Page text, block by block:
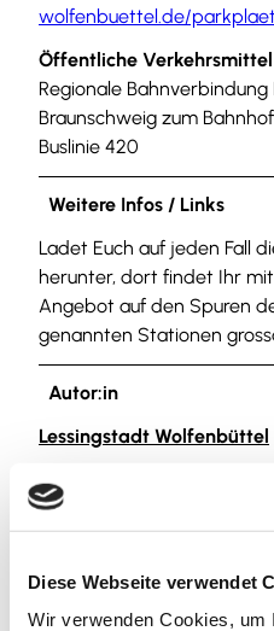
Diese Webseite verwendet
Wir verwenden Cookies, um
wolfenbuettel.de/
Öffentliche Verkehrsmittel
Regionale
Braunschweig zum
Buslinie 420
Weitere Infos / Links
Ladet Euch auf jeden Fall
herunter, dort findet Ihr mit
Angebot auf den Spuren
genannten Stationen
Autor:in
Lessingstadt Wolfenbüttel
Organisation
Lessingstadt Wolfenbüttel
Lizenz (Stammdaten)